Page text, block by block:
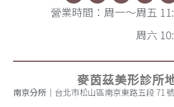
營業時間：周一～周五
周六 10:00-
麥茵茲美形診所
南京分所 ｜台北市松山區南京東路五段 71